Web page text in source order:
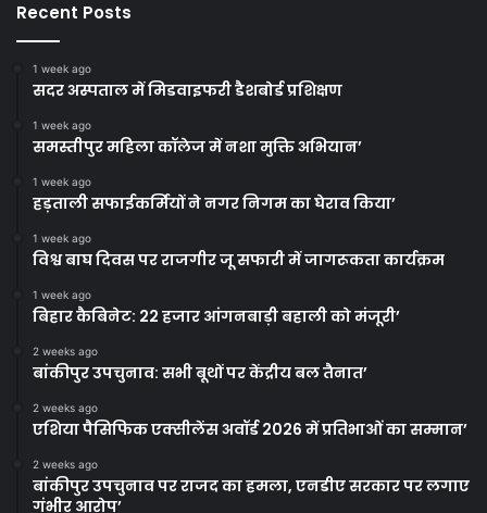
Recent Posts
1 week ago
सदर अस्पताल में मिडवाइफरी डैशबोर्ड प्रशिक्षण
1 week ago
समस्तीपुर महिला कॉलेज में नशा मुक्ति अभियान’
1 week ago
हड़ताली सफाईकर्मियों ने नगर निगम का घेराव किया’
1 week ago
विश्व बाघ दिवस पर राजगीर जू सफारी में जागरूकता कार्यक्रम
1 week ago
बिहार कैबिनेट: 22 हजार आंगनबाड़ी बहाली को मंजूरी’
2 weeks ago
बांकीपुर उपचुनाव: सभी बूथों पर केंद्रीय बल तैनात’
2 weeks ago
एशिया पैसिफिक एक्सीलेंस अवॉर्ड 2026 में प्रतिभाओं का सम्मान’
2 weeks ago
बांकीपुर उपचुनाव पर राजद का हमला, एनडीए सरकार पर लगाए
गंभीर आरोप’